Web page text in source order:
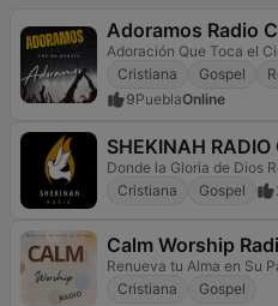
Adoramos Radio
Cristiana
Gospel
9PueblaOnline
SHEKINAH RADIO
Donde la Gloria de Dios
Cristiana
Gospel
Calm Worship
Renueva tu Alma en Su
Cristiana
Gospel